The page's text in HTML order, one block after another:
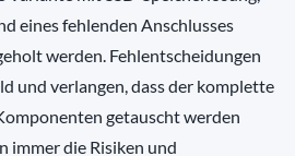
eines fehlenden Anschlusses
werden. Fehlentscheidungen
und verlangen, dass der komplette
getauscht werden
immer die Risiken und